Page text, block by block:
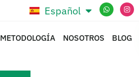
Español
Português
METODOLOGÍA NOSOTROS BLOG